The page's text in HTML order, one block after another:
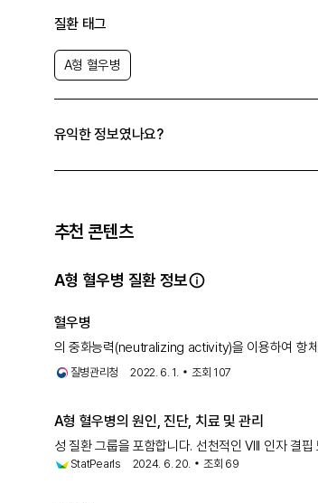
질환 태그
A형 혈우병
유익한 정보였나요?
추천 콘텐츠
A형 혈우병 질환 정보
혈우병
의 중화능력(neutralizing activity)을 이용하여 항
수조에서 2시간(A형 혈우병) 혹은 10분(B형 혈우병)
질병관리청 2022. 6. 1. 조회 107
A형 혈우병의 원인, 진단, 치료 및 관리
성 질환 그룹을 포함합니다. 선천적인 VIII 인자 결
질환인 A형 혈우병(Haemophilia A)는 고전적 혈
StatPearls 2024. 6. 20. 조회 69